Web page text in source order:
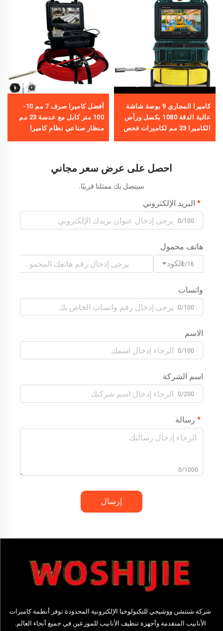
كاميرا المجاري 9 بوصة شاشة
عالية الدقة 1080 بكسل ورأس
الكاميرا 23 مم لكاميرات فحص
أفضل كاميرا صرف 7 مم 10-
100 متر كابل مع عدسة 23 مم
منظار صناعي نظام كاميرا
احصل على عرض سعر مجاني
سيتصل بك ممثلنا قريبًا.
البريد الإلكتروني
0/100
هاتف محمول
الكود0/16
واتساب
0/100
الاسم
0/100
اسم الشركة
0/200
رسالة
0/1000
إرسال
شركة شنتشن ووشيجي للتكنولوجيا الإلكترونية المحدودة توفر أنظمة كاميرات
الأنابيب المتقدمة وأجهزة تنظيف الأنابيب للموزعين في جميع أنحاء العالم.